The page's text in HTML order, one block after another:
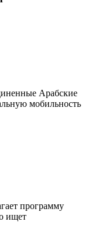
Арабские
мобильность
программу
ищет